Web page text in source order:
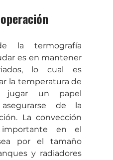
la termografía
es en mantener
lo cual es
la temperatura de
jugar un papel
de la
La convección
en el
por el tamaño
y radiadores